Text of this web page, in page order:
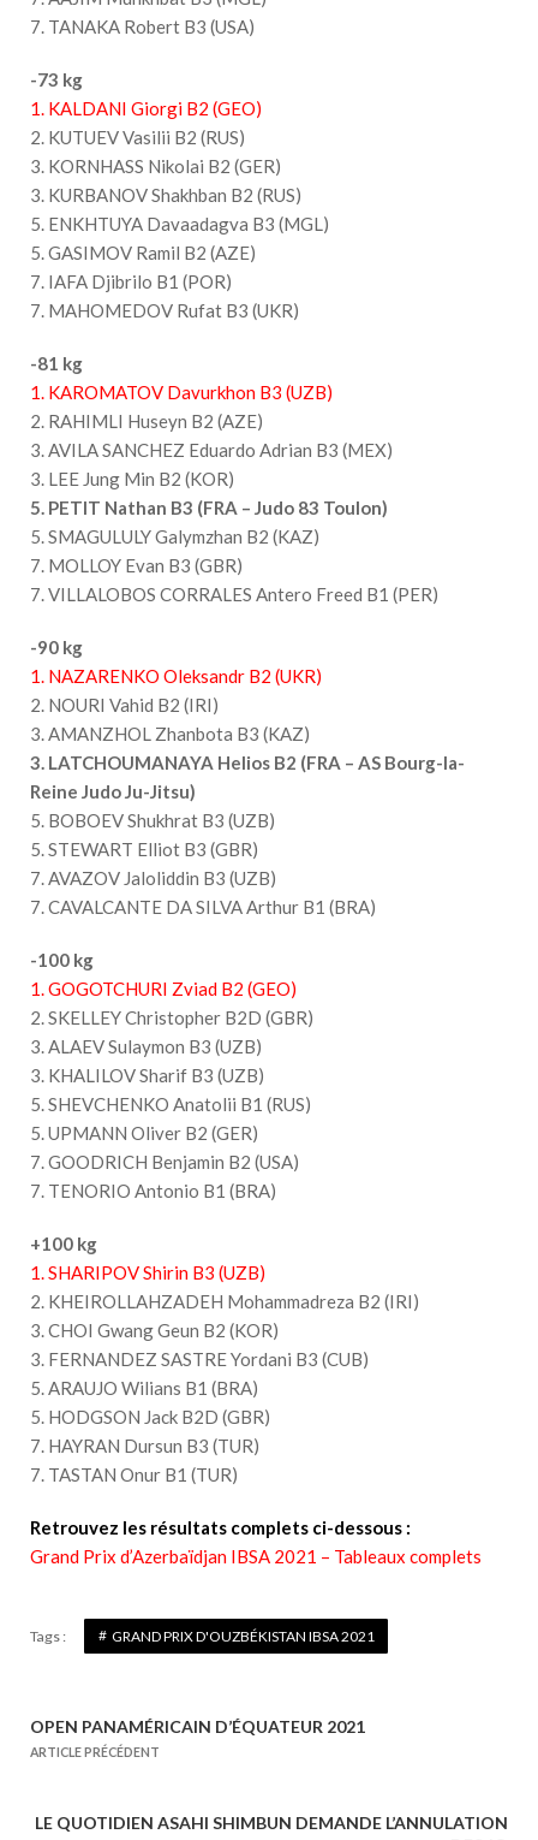
7. TANAKA Robert B3 (USA)
-73 kg
1. KALDANI Giorgi B2 (GEO)
2. KUTUEV Vasilii B2 (RUS)
3. KORNHASS Nikolai B2 (GER)
3. KURBANOV Shakhban B2 (RUS)
5. ENKHTUYA Davaadagva B3 (MGL)
5. GASIMOV Ramil B2 (AZE)
7. IAFA Djibrilo B1 (POR)
7. MAHOMEDOV Rufat B3 (UKR)
-81 kg
1. KAROMATOV Davurkhon B3 (UZB)
2. RAHIMLI Huseyn B2 (AZE)
3. AVILA SANCHEZ Eduardo Adrian B3 (MEX)
3. LEE Jung Min B2 (KOR)
5. PETIT Nathan B3 (FRA – Judo 83 Toulon)
5. SMAGULULY Galymzhan B2 (KAZ)
7. MOLLOY Evan B3 (GBR)
7. VILLALOBOS CORRALES Antero Freed B1 (PER)
-90 kg
1. NAZARENKO Oleksandr B2 (UKR)
2. NOURI Vahid B2 (IRI)
3. AMANZHOL Zhanbota B3 (KAZ)
3. LATCHOUMANAYA Helios B2 (FRA – AS Bourg-la-
Reine Judo Ju-Jitsu)
5. BOBOEV Shukhrat B3 (UZB)
5. STEWART Elliot B3 (GBR)
7. AVAZOV Jaloliddin B3 (UZB)
7. CAVALCANTE DA SILVA Arthur B1 (BRA)
-100 kg
1. GOGOTCHURI Zviad B2 (GEO)
2. SKELLEY Christopher B2D (GBR)
3. ALAEV Sulaymon B3 (UZB)
3. KHALILOV Sharif B3 (UZB)
5. SHEVCHENKO Anatolii B1 (RUS)
5. UPMANN Oliver B2 (GER)
7. GOODRICH Benjamin B2 (USA)
7. TENORIO Antonio B1 (BRA)
+100 kg
1. SHARIPOV Shirin B3 (UZB)
2. KHEIROLLAHZADEH Mohammadreza B2 (IRI)
3. CHOI Gwang Geun B2 (KOR)
3. FERNANDEZ SASTRE Yordani B3 (CUB)
5. ARAUJO Wilians B1 (BRA)
5. HODGSON Jack B2D (GBR)
7. HAYRAN Dursun B3 (TUR)
7. TASTAN Onur B1 (TUR)
Retrouvez les résultats complets ci-dessous :
Grand Prix d’Azerbaïdjan IBSA 2021 – Tableaux complets
Tags : GRAND PRIX D'OUZBÉKISTAN IBSA 2021
N
v
OPEN PANAMÉRICAIN D’ÉQUATEUR 2021
ARTICLE PRÉCÉDENT
LE QUOTIDIEN ASAHI SHIMBUN DEMANDE L’ANNULATION